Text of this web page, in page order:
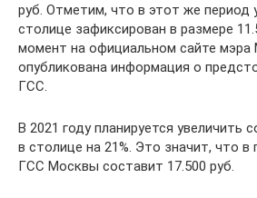
руб. Отметим, что в этот же период
столице зафиксирован в размере
момент на официальном сайте
опубликована информация о
ГСС.
В 2021 году планируется увеличить
в столице на 21%. Это значит, что
ГСС Москвы составит 17.500 руб.